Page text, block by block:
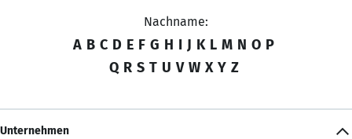
Nachname:
A B C D E F G H I J K L M N O P
Q R S T U V W X Y Z
Unternehmen